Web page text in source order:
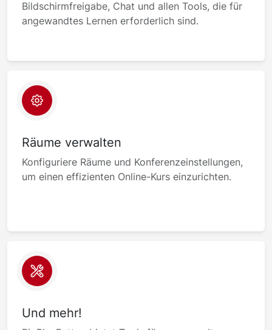
Bildschirmfreigabe, Chat und allen Tools, die für
angewandtes Lernen erforderlich sind.
Räume verwalten
Konfiguriere Räume und Konferenzeinstellungen,
um einen effizienten Online-Kurs einzurichten.
Und mehr!